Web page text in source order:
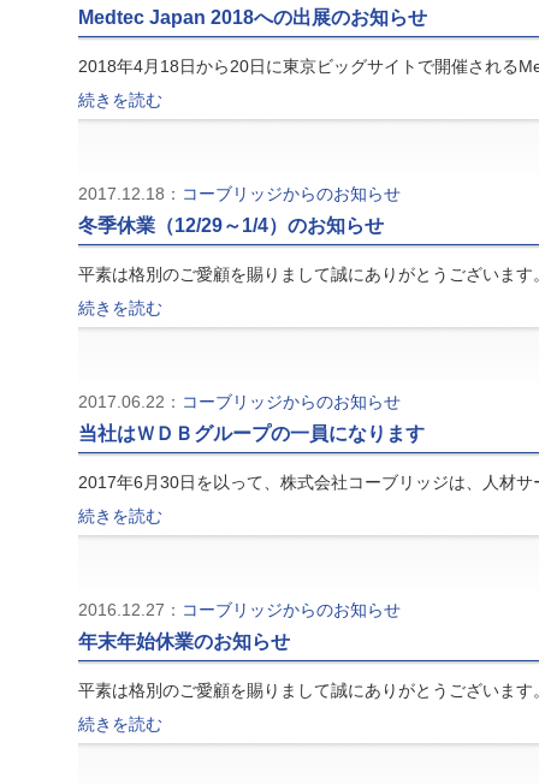
Medtec Japan 2018への出展のお知らせ
2018年4月18日から20日に東京ビッグサイトで開催される
続きを読む
2017.12.18： コーブリッジからのお知らせ
冬季休業（12/29～1/4）のお知らせ
平素は格別のご愛顧を賜りまして誠にありがとうございま
続きを読む
2017.06.22： コーブリッジからのお知らせ
当社はＷＤＢグループの一員になります
2017年6月30日を以って、株式会社コーブリッジは、人材
続きを読む
2016.12.27： コーブリッジからのお知らせ
年末年始休業のお知らせ
平素は格別のご愛顧を賜りまして誠にありがとうございま
続きを読む